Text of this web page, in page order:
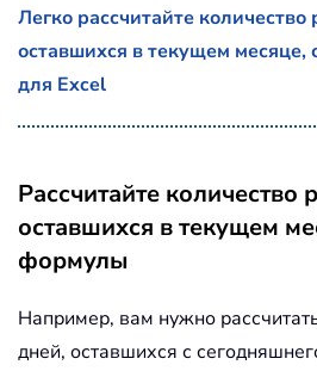
Легко рассчитайте количество
оставшихся в текущем
для Excel
Рассчитайте количество
оставшихся в текущем
формулы
Например, вам нужно
дней, оставшихся с